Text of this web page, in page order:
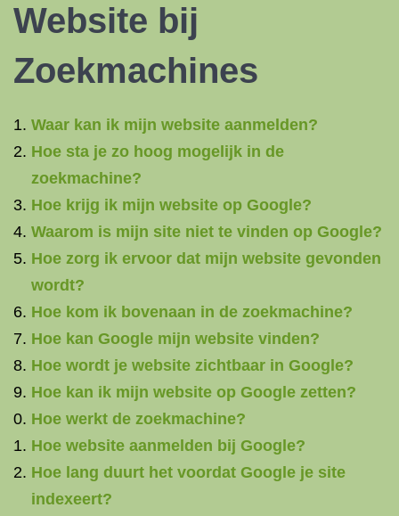
Website bij
Zoekmachines
Waar kan ik mijn website aanmelden?
Hoe sta je zo hoog mogelijk in de
zoekmachine?
Hoe krijg ik mijn website op Google?
Waarom is mijn site niet te vinden op Google?
Hoe zorg ik ervoor dat mijn website gevonden
wordt?
Hoe kom ik bovenaan in de zoekmachine?
Hoe kan Google mijn website vinden?
Hoe wordt je website zichtbaar in Google?
Hoe kan ik mijn website op Google zetten?
Hoe werkt de zoekmachine?
Hoe website aanmelden bij Google?
Hoe lang duurt het voordat Google je site
indexeert?